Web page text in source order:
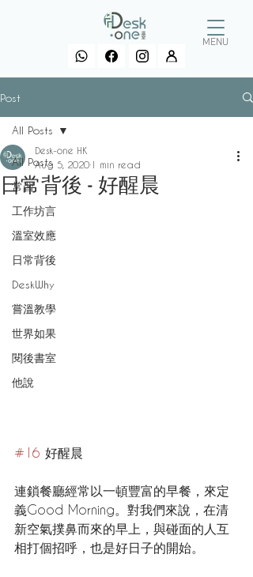
MENU
Post
All Posts
常習
工作坊言
溫室效應
日常背後
DeskWhy
嘗溫教學
世界如果
閱後書室
他說
All Posts
日常背後 - 好醒晨
Desk-one HK
Aug 5, 2020 1 min read
#16 好醒晨
連鎖餐廳經常以一頓豐富的早餐，來定
義Good Morning。對我們來說，在清
新空氣撲鼻而來的早上，與碰面的人互
相打個招呼，也是好日子的開始。